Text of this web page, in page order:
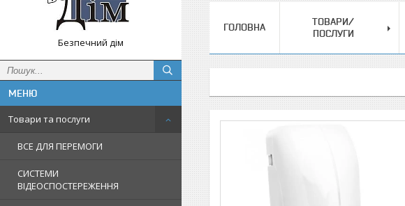
Безпечний дім
Товари та послуги
ВСЕ ДЛЯ ПЕРЕМОГИ
СИСТЕМИ
ВІДЕОСПОСТЕРЕЖЕННЯ
ГОЛОВНА
ТОВАРИ/
ПОСЛУГИ